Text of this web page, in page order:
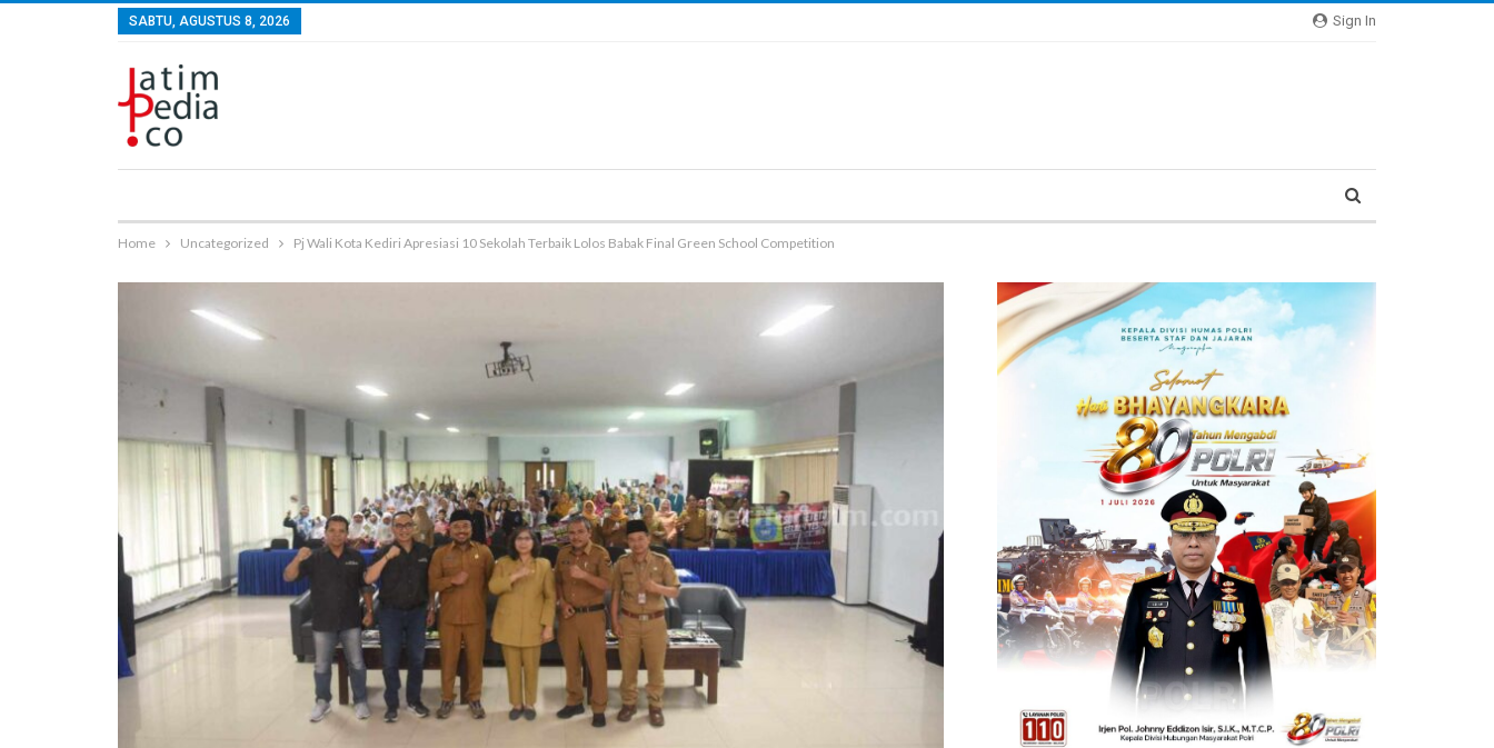
Sign In
SABTU, AGUSTUS 8, 2026
Home Uncategorized Pj Wali Kota Kediri Apresiasi 10 Sekolah Terbaik Lolos Babak Final Green School Competition